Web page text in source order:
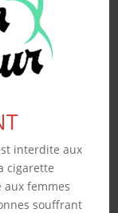
interdite aux
cigarette
aux femmes
souffrant